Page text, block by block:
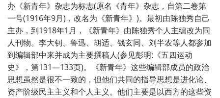
办《新青年》杂志为标志(原名《青年》杂志，自第二卷第
一号(1916年9月)，改名为《新青年》)。最初由陈独秀自己
主办，到1918年1月，《新青年》由陈独秀个人主编改为同
人刊物。李大钊、鲁迅、胡适、钱玄同、刘半农等人都参加
到编辑部中来并成为主要撰稿人(参见彭明:《五四运动
史》，第131—133页)。《新青年》这些编辑部成员的政治
思想虽然是很不一致的，但他们共同的指导思想是进化论、
资产阶级民主主义和个人主义。他们主要是以西方的这些资